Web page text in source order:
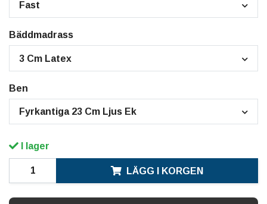
Fast
Bäddmadrass
3 Cm Latex
Ben
Fyrkantiga 23 Cm Ljus Ek
I lager
LÄGG I KORGEN